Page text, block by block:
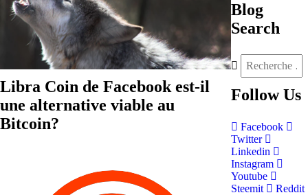
Libra Coin de Facebook est-il
une alternative viable au
Bitcoin?
Blog
Search
Follow Us
Facebook
Twitter
Linkedin
Instagram
Youtube
Steemit
Reddit